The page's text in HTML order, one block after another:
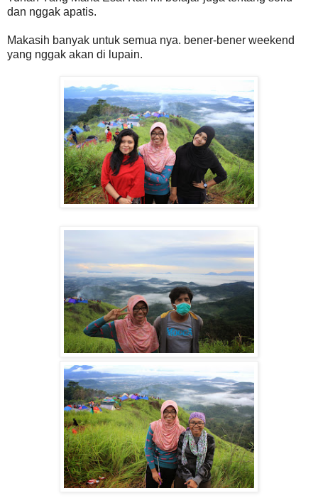
dan nggak apatis.
Makasih banyak untuk semua nya. bener-bener weekend
yang nggak akan di lupain.